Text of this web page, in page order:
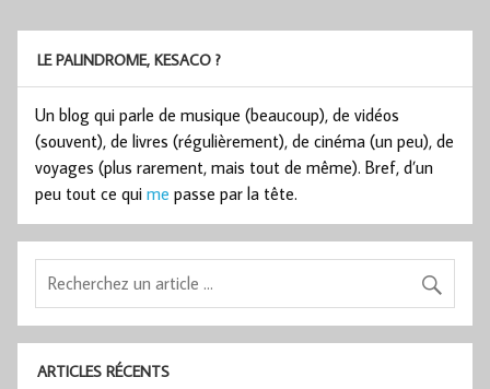
LE PALINDROME, KESACO ?
Un blog qui parle de musique (beaucoup), de vidéos
(souvent), de livres (régulièrement), de cinéma (un peu), de
voyages (plus rarement, mais tout de même). Bref, d’un
peu tout ce qui me passe par la tête.
ARTICLES RÉCENTS